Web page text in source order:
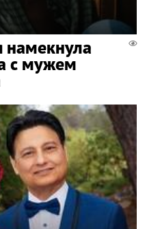
намекнула
с мужем